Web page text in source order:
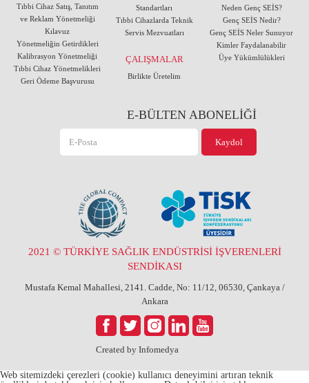
Tıbbi Cihaz Satış, Tanıtım
ve Reklam Yönetmeliği
Kılavuz
Yönetmeliğin Getirdikleri
Kalibrasyon Yönetmeliği
Tıbbi Cihaz Yönetmelikleri
Geri Ödeme Başvurusu
Standartları
Tıbbi Cihazlarda Teknik
Servis Mezvuatları
ÇALIŞMALAR
Birlikte Üretelim
Neden Genç SEİS?
Genç SEİS Nedir?
Genç SEİS Neler Sunuyor
Kimler Faydalanabilir
Üye Yükümlülükleri
E-BÜLTEN ABONELİĞİ
Created by Infomedya
2021 © TÜRKİYE SAĞLIK ENDÜSTRİSİ İŞVERENLERİ
SENDİKASI
Mustafa Kemal Mahallesi, 2141. Cadde, No: 11/12, 06530, Çankaya /
Ankara
Web sitemizdeki çerezleri (cookie) kullanıcı deneyimini artıran teknik